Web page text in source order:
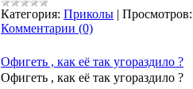
Категория: Приколы | Просмотров:
Комментарии (0)
Офигеть , как её так угораздило ?
Офигеть , как её так угораздило ?